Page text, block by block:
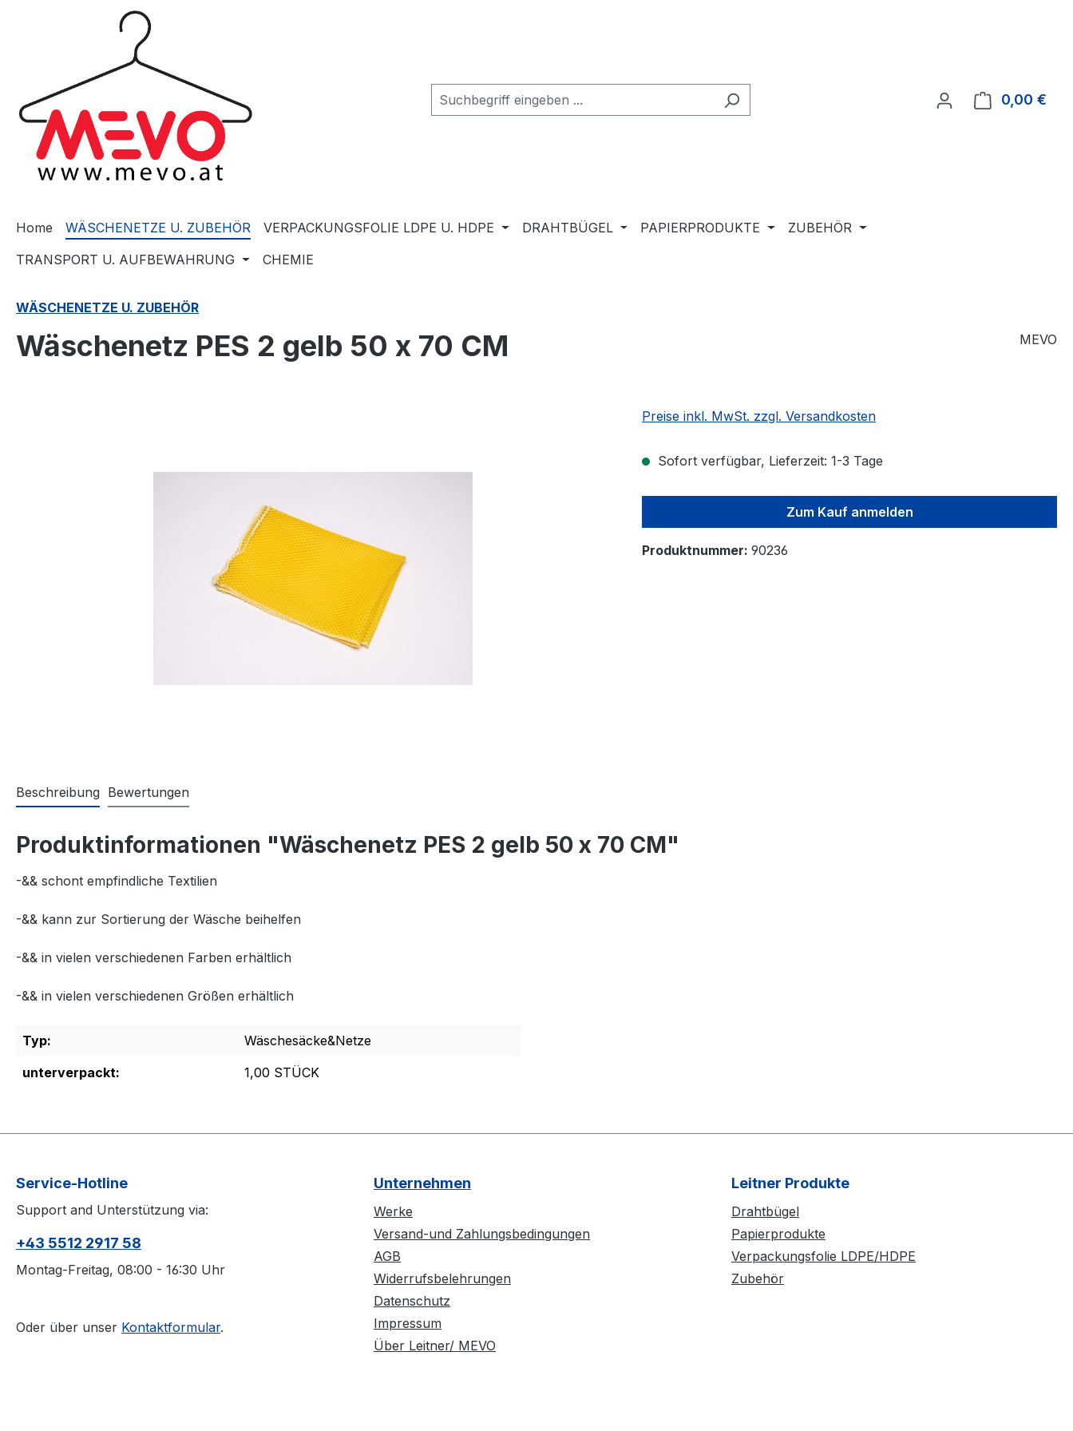
Zur Hauptnavigation springen
0,00 €
Home WÄSCHENETZE U. ZUBEHÖR VERPACKUNGSFOLIE LDPE U. HDPE DRAHTBÜGEL PAPIERPRODUKTE
ZUBEHÖR
TRANSPORT U. AUFBEWAHRUNG
CHEMIE
WÄSCHENETZE U. ZUBEHÖR
Wäschenetz PES 2 gelb 50 x 70 CM MEVO
Preise inkl. MwSt. zzgl. Versandkosten
Sofort verfügbar, Lieferzeit: 1-3 Tage
Zum Kauf anmelden
Produktnummer: 90236
Beschreibung Bewertungen
Produktinformationen "Wäschenetz PES 2 gelb 50 x 70 CM"
-&& schont empfindliche Textilien
-&& kann zur Sortierung der Wäsche beihelfen
-&& in vielen verschiedenen Farben erhältlich
-&& in vielen verschiedenen Größen erhältlich
Typ:
Wäschesäcke&Netze
unterverpackt:
1,00 STÜCK
Service-Hotline
Support and Unterstützung via:
+43 5512 2917 58
Montag-Freitag, 08:00 - 16:30 Uhr
Oder über unser Kontaktformular.
Unternehmen
Werke
Versand-und Zahlungsbedingungen
AGB
Widerrufsbelehrungen
Datenschutz
Impressum
Über Leitner/ MEVO
Leitner Produkte
Drahtbügel
Papierprodukte
Verpackungsfolie LDPE/HDPE
Zubehör